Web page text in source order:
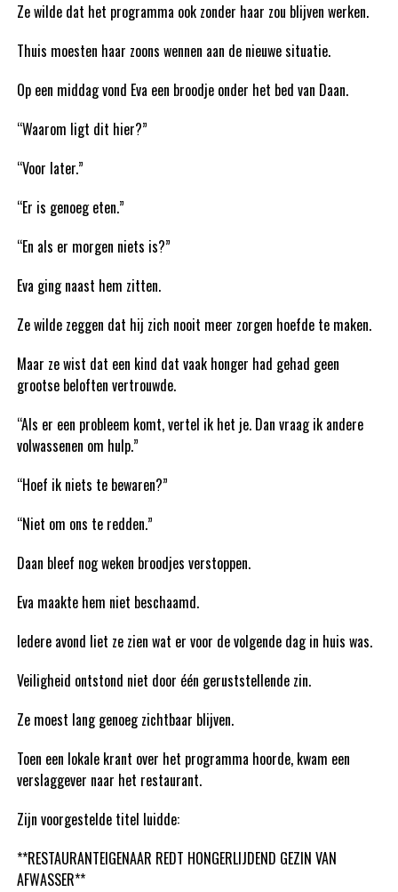
Ze wilde dat het programma ook zonder haar zou blijven werken.
Thuis moesten haar zoons wennen aan de nieuwe situatie.
Op een middag vond Eva een broodje onder het bed van Daan.
“Waarom ligt dit hier?”
“Voor later.”
“Er is genoeg eten.”
“En als er morgen niets is?”
Eva ging naast hem zitten.
Ze wilde zeggen dat hij zich nooit meer zorgen hoefde te maken.
Maar ze wist dat een kind dat vaak honger had gehad geen
grootse beloften vertrouwde.
“Als er een probleem komt, vertel ik het je. Dan vraag ik andere
volwassenen om hulp.”
“Hoef ik niets te bewaren?”
“Niet om ons te redden.”
Daan bleef nog weken broodjes verstoppen.
Eva maakte hem niet beschaamd.
Iedere avond liet ze zien wat er voor de volgende dag in huis was.
Veiligheid ontstond niet door één geruststellende zin.
Ze moest lang genoeg zichtbaar blijven.
Toen een lokale krant over het programma hoorde, kwam een
verslaggever naar het restaurant.
Zijn voorgestelde titel luidde:
**RESTAURANTEIGENAAR REDT HONGERLIJDEND GEZIN VAN
AFWASSER**